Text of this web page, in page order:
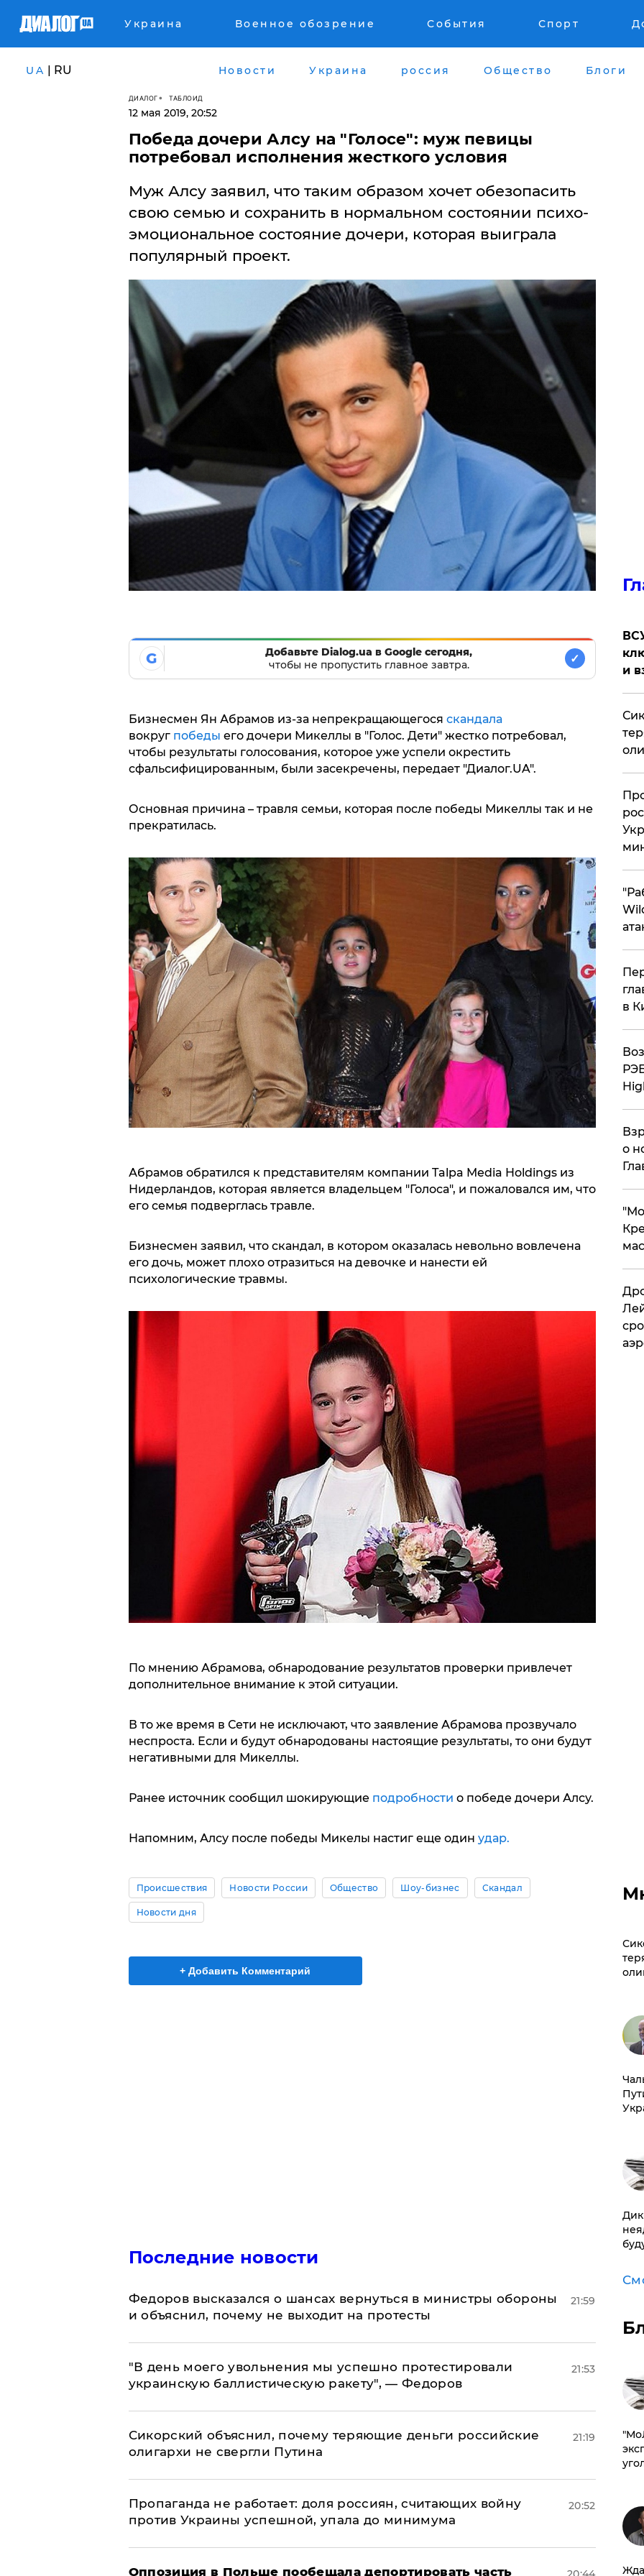
Украина Военное обозрение События Спорт
UA | RU Новости Украина россия Общество Блоги
ДИАЛОГ ТАБЛОИД
12 мая 2019, 20:52
Победа дочери Алсу на "Голосе": муж певицы
потребовал исполнения жесткого условия
Муж Алсу заявил, что таким образом хочет обезопасить
свою семью и сохранить в нормальном состоянии психо-
эмоциональное состояние дочери, которая выиграла
популярный проект.
G
Добавьте Dialog.ua в Google сегодня,
чтобы не пропустить главное завтра.
✓
Бизнесмен Ян Абрамов из-за непрекращающегося скандала
вокруг победы его дочери Микеллы в "Голос. Дети" жестко потребовал,
чтобы результаты голосования, которое уже успели окрестить
сфальсифицированным, были засекречены, передает "Диалог.UA".
Основная причина – травля семьи, которая после победы Микеллы так и не
прекратилась.
Абрамов обратился к представителям компании Talpa Media Holdings из
Нидерландов, которая является владельцем "Голоса", и пожаловался им, что
его семья подверглась травле.
Бизнесмен заявил, что скандал, в котором оказалась невольно вовлечена
его дочь, может плохо отразиться на девочке и нанести ей
психологические травмы.
По мнению Абрамова, обнародование результатов проверки привлечет
дополнительное внимание к этой ситуации.
В то же время в Сети не исключают, что заявление Абрамова прозвучало
неспроста. Если и будут обнародованы настоящие результаты, то они будут
негативными для Микеллы.
Ранее источник сообщил шокирующие подробности о победе дочери Алсу.
Напомним, Алсу после победы Микелы настиг еще один удар.
Происшествия Новости России Общество Шоу-бизнес Скандал
Новости дня
+ Добавить Комментарий
Последние новости
Федоров высказался о шансах вернуться в министры обороны
и объяснил, почему не выходит на протесты
21:59
​"В день моего увольнения мы успешно протестировали
украинскую баллистическую ракету", — Федоров
21:53
Сикорский объяснил, почему теряющие деньги российские
олигархи не свергли Путина
21:19
​Пропаганда не работает: доля россиян, считающих войну
против Украины успешной, упала до минимума
20:52
Оппозиция в Польше пообещала депортировать часть
и
в
о